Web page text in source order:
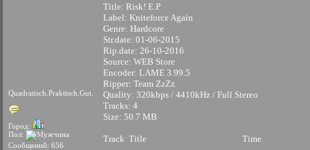
Quadratisch.Praktisch.Gut.
Город:
Пол:
Сообщений: 656
Title: Risk! E.P
Label: Kniteforce Again
Genre: Hardcore
Str.date: 01-06-2015
Rip.date: 26-10-2016
Source: WEB Store
Encoder: LAME 3.99.5
Ripper: Team ZzZz
Quality: 320kbps / 4410kHz / Full Stereo
Tracks: 4
Size: 50.7 MB
Track Title Time